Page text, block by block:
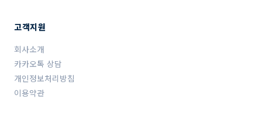
고객지원
회사소개
카카오톡 상담
개인정보처리방침
이용약관